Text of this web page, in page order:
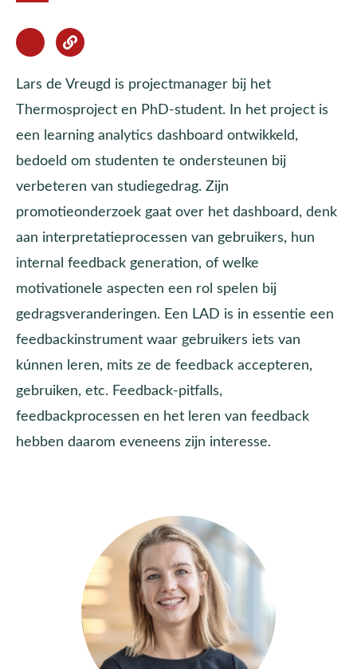
Lars de Vreugd is projectmanager bij het
Thermosproject en PhD-student. In het project is
een learning analytics dashboard ontwikkeld,
bedoeld om studenten te ondersteunen bij
verbeteren van studiegedrag. Zijn
promotieonderzoek gaat over het dashboard, denk
aan interpretatieprocessen van gebruikers, hun
internal feedback generation, of welke
motivationele aspecten een rol spelen bij
gedragsveranderingen. Een LAD is in essentie een
feedbackinstrument waar gebruikers iets van
kúnnen leren, mits ze de feedback accepteren,
gebruiken, etc. Feedback-pitfalls,
feedbackprocessen en het leren van feedback
hebben daarom eveneens zijn interesse.